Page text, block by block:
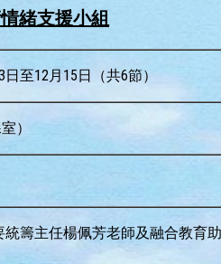
緒支援小組
日至12月15日（共6節）
）
統籌主任楊佩芳老師及融合教育